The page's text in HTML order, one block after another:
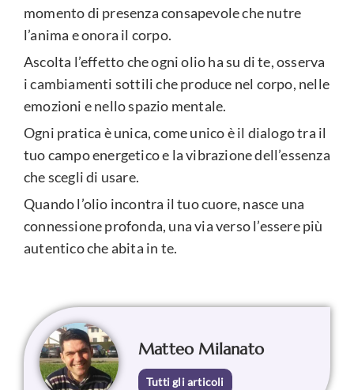
momento di presenza consapevole che nutre
l’anima e onora il corpo.
Ascolta l’effetto che ogni olio ha su di te, osserva
i cambiamenti sottili che produce nel corpo, nelle
emozioni e nello spazio mentale.
Ogni pratica è unica, come unico è il dialogo tra il
tuo campo energetico e la vibrazione dell’essenza
che scegli di usare.
Quando l’olio incontra il tuo cuore, nasce una
connessione profonda, una via verso l’essere più
autentico che abita in te.
Matteo Milanato
Tutti gli articoli